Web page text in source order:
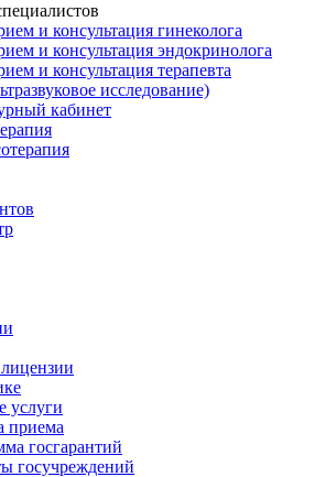
и консультация гинеколога
и консультация эндокринолога
и консультация терапевта
исследование)
кабинет
услуги
приема
госгарантий
госучреждений